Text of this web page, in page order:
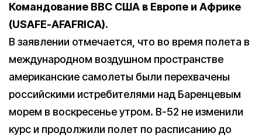
Командование ВВС США в Европе и Африке
(USAFE-AFAFRICA).
В заявлении отмечается, что во время полета в
международном воздушном пространстве
американские самолеты были перехвачены
российскими истребителями над Баренцевым
морем в воскресенье утром. B-52 не изменили
курс и продолжили полет по расписанию до